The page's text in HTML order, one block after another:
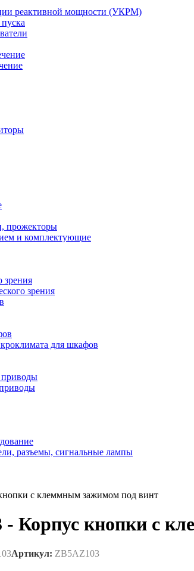
реактивной мощности (УКРМ)
прожекторы
и комплектующие
зрения
зрения
для шкафов
приводы
разъемы, сигнальные лампы
с клеммным зажимом под винт
- Корпус кнопки с
Артикул: ZB5AZ103